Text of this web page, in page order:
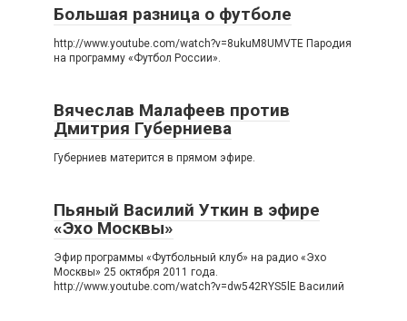
Большая разница о футболе
http://www.youtube.com/watch?v=8ukuM8UMVTE Пародия
на программу «Футбол России».
Вячеслав Малафеев против
Дмитрия Губерниева
Губерниев матерится в прямом эфире.
Пьяный Василий Уткин в эфире
«Эхо Москвы»
Эфир программы «Футбольный клуб» на радио «Эхо
Москвы» 25 октября 2011 года.
http://www.youtube.com/watch?v=dw542RYS5lE Василий